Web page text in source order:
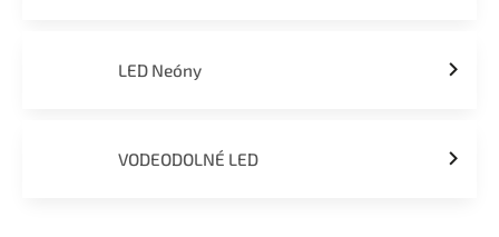
LED Neóny
VODEODOLNÉ LED